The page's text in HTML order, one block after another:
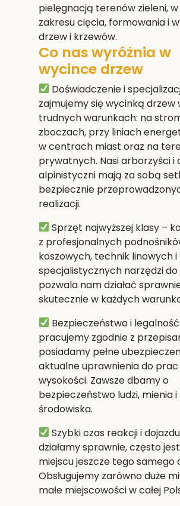
pielęgnacją terenów zieleni,
zakresu cięcia, formowania i
drzew i krzewów.
Co nas wyróżnia w
wycince drzew
Doświadczenie i
zajmujemy się wycinką drzew
trudnych warunkach: na
zboczach, przy liniach
w centrach miast oraz na
prywatnych. Nasi arborzyści i
alpinistyczni mają za sobą
bezpiecznie
realizacji.
Sprzęt najwyższej klasy–
z profesjonalnych
koszowych, technik linowych i
specjalistycznych narzędzi do
pozwala nam działać
skutecznie w każdych
Bezpieczeństwo i legalność
pracujemy zgodnie z
posiadamy pełne
aktualne uprawnienia do prac
wysokości. Zawsze dbamy o
bezpieczeństwo ludzi, mienia i
środowiska.
Szybki czas reakcji i dojazdu
działamy sprawnie, często
miejscu jeszcze tego samego
Obsługujemy zarówno duże
małe miejscowości w całej